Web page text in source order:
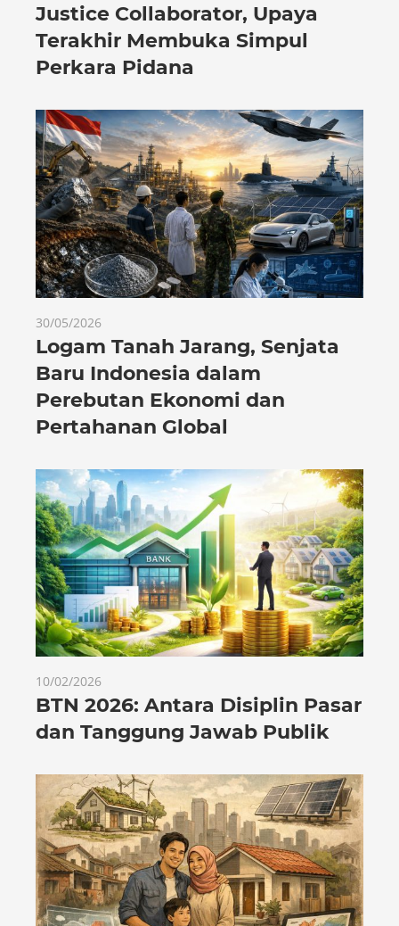
Justice Collaborator, Upaya
Terakhir Membuka Simpul
Perkara Pidana
30/05/2026
Logam Tanah Jarang, Senjata
Baru Indonesia dalam
Perebutan Ekonomi dan
Pertahanan Global
10/02/2026
BTN 2026: Antara Disiplin Pasar
dan Tanggung Jawab Publik